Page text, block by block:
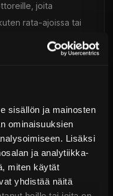
sisällön ja mainosten
ominaisuuksien
Lisäksi
ja analytiikka-
miten käytät
yhdistää näitä
joita
rata-ajoissa tai
enemmän
psi vetolujuus).
moottoreille, joita
rata-ajoissa tai
ja 8740, L19
ja vaatii tiettyjä